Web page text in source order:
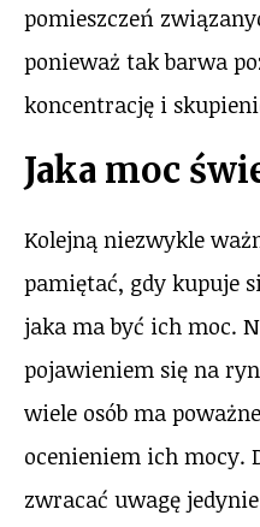
pomieszczeń
ponieważ tak barwa
koncentrację i
Jaka moc
Kolejną niezwykle
pamiętać, gdy kupuje
jaka ma być ich moc.
pojawieniem się na
wiele osób ma
ocenieniem ich mocy.
zwracać uwagę